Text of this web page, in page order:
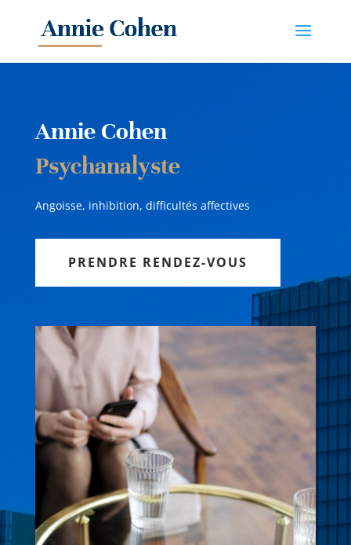
Annie Cohen
Psychanalyste
Angoisse, inhibition, difficultés affectives
PRENDRE RENDEZ-VOUS